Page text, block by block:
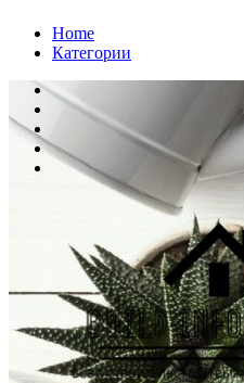
ПерейтиHome
Категории